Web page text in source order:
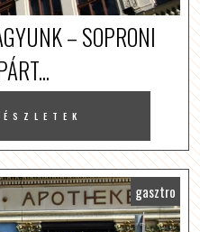
– SOPRONI
gasztro